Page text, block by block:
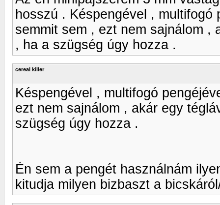
hosszú . Késpengével ,
semmit sem , ezt nem sajnálom ,
, ha a szügség úgy hozza .
cereal killer
Késpengével , multifogó
ezt nem sajnálom , akár egy
szügség úgy hozza .
Én sem a pengét használnám
kitudja milyen bizbaszt a